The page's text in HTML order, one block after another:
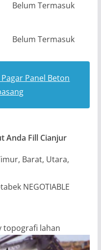
Belum Termasuk
Belum Termasuk
Panel Beton
Anda Fill Cianjur
Barat, Utara,
NEGOTIABLE
topografi lahan